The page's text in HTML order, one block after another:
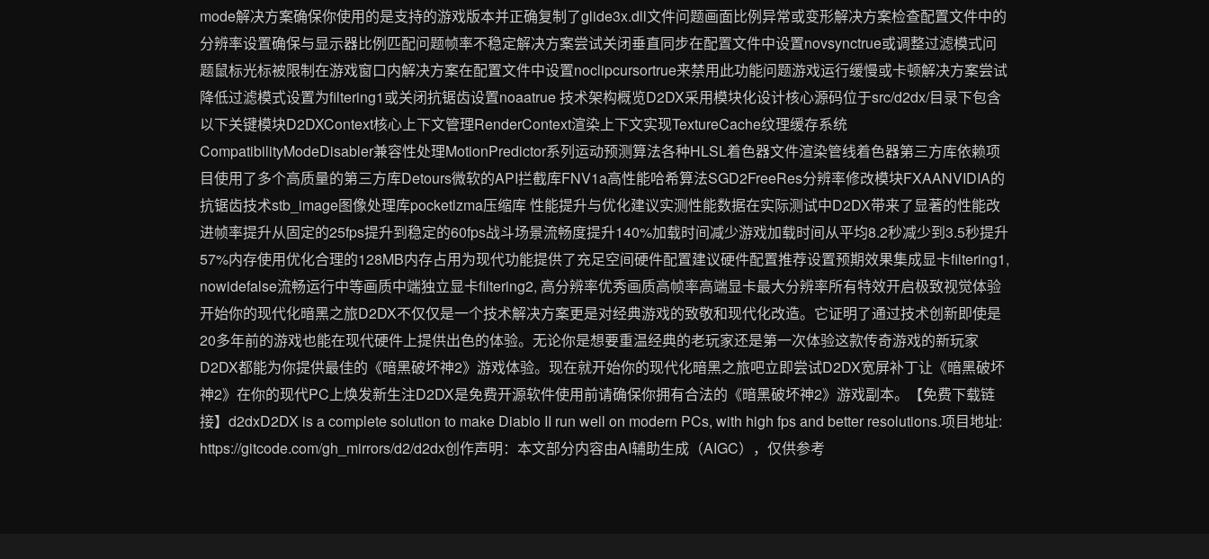
mode解决方案确保你使用的是支持的游戏版本并正确复制了glide3x.dll文件问题画面比例异常或变形解决方案检查配置文件中的
分辨率设置确保与显示器比例匹配问题帧率不稳定解决方案尝试关闭垂直同步在配置文件中设置novsynctrue或调整过滤模式问
题鼠标光标被限制在游戏窗口内解决方案在配置文件中设置noclipcursortrue来禁用此功能问题游戏运行缓慢或卡顿解决方案尝试
降低过滤模式设置为filtering1或关闭抗锯齿设置noaatrue️ 技术架构概览D2DX采用模块化设计核心源码位于src/d2dx/目录下包含
以下关键模块D2DXContext核心上下文管理RenderContext渲染上下文实现TextureCache纹理缓存系统
CompatibilityModeDisabler兼容性处理MotionPredictor系列运动预测算法各种HLSL着色器文件渲染管线着色器第三方库依赖项
目使用了多个高质量的第三方库Detours微软的API拦截库FNV1a高性能哈希算法SGD2FreeRes分辨率修改模块FXAANVIDIA的
抗锯齿技术stb_image图像处理库pocketlzma压缩库 性能提升与优化建议实测性能数据在实际测试中D2DX带来了显著的性能改
进帧率提升从固定的25fps提升到稳定的60fps战斗场景流畅度提升140%加载时间减少游戏加载时间从平均8.2秒减少到3.5秒提升
57%内存使用优化合理的128MB内存占用为现代功能提供了充足空间硬件配置建议硬件配置推荐设置预期效果集成显卡filtering1,
nowidefalse流畅运行中等画质中端独立显卡filtering2, 高分辨率优秀画质高帧率高端显卡最大分辨率所有特效开启极致视觉体验
开始你的现代化暗黑之旅D2DX不仅仅是一个技术解决方案更是对经典游戏的致敬和现代化改造。它证明了通过技术创新即使是
20多年前的游戏也能在现代硬件上提供出色的体验。无论你是想要重温经典的老玩家还是第一次体验这款传奇游戏的新玩家
D2DX都能为你提供最佳的《暗黑破坏神2》游戏体验。现在就开始你的现代化暗黑之旅吧立即尝试D2DX宽屏补丁让《暗黑破坏
神2》在你的现代PC上焕发新生注D2DX是免费开源软件使用前请确保你拥有合法的《暗黑破坏神2》游戏副本。【免费下载链
接】d2dxD2DX is a complete solution to make Diablo II run well on modern PCs, with high fps and better resolutions.项目地址:
https://gitcode.com/gh_mirrors/d2/d2dx创作声明：本文部分内容由AI辅助生成（AIGC），仅供参考